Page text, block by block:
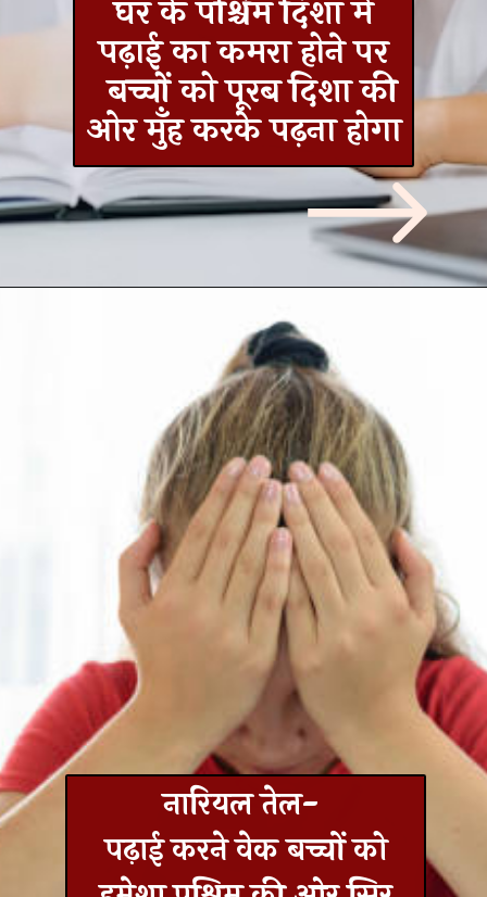
घर के पश्चिम दिशा में
पढ़ाई का कमरा होने पर
बच्चों को पूरब दिशा की
ओर मुँह करके पढ़ना होगा
नारियल तेल-
पढ़ाई करने वेक बच्चों को